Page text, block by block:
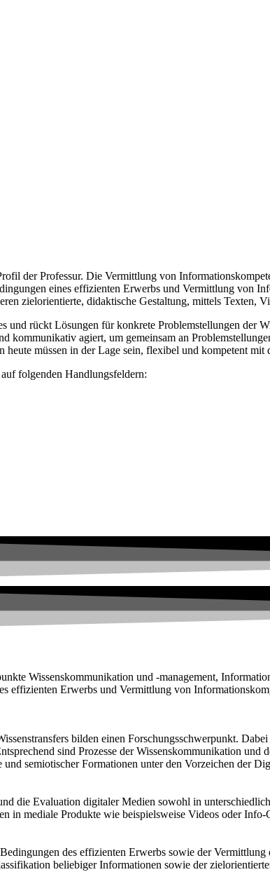
der Professur. Die Vermittlung von
eines effizienten Erwerbs und Vermittlung von
zielorientierte, didaktische Gestaltung, mittels Texten,
und rückt Lösungen für konkrete Problemstellungen der
agiert, um gemeinsam an
müssen in der Lage sein, flexibel und kompetent
folgenden Handlungsfeldern:
Wissenskommunikation und -management,
effizienten Erwerbs und Vermittlung von
bilden einen Forschungsschwerpunkt.
sind Prozesse der Wissenskommunikation und
semiotischer Formationen unter den Vorzeichen der
die Evaluation digitaler Medien sowohl in
in mediale Produkte wie beispielsweise Videos oder Info-
des effizienten Erwerbs sowie der
beliebiger Informationen sowie der